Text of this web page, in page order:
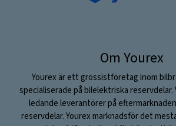
Om Yourex
Yourex är ett grossistföretag inom
specialiserade på bilelektriska reservdelar.
ledande leverantörer på
reservdelar. Yourex marknadsför det